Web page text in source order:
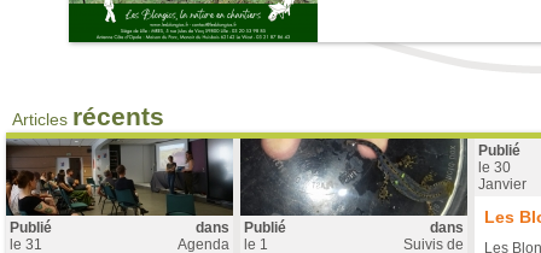
Rapport d'activité 2023 Il est
les éléments et chiffres de
chantiers de bénévoles,
projets en cours et à venir.
Articles récents
Publié
le 31
dans
Agenda
Publié
le 1
dans
Suivis de
Publié
le 30
Janvier
Les
Les